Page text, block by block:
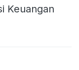
Keuangan